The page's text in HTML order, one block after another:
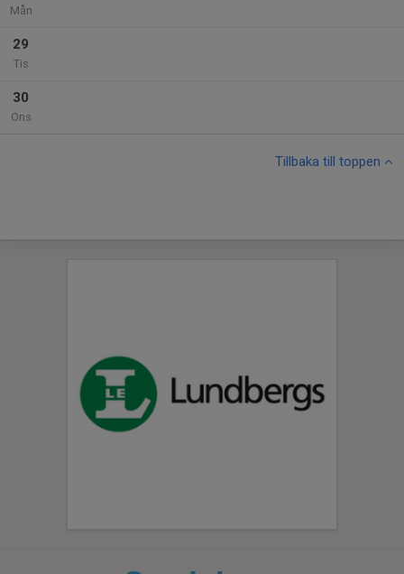
Mån
29
Tis
30
Ons
Tillbaka till toppen